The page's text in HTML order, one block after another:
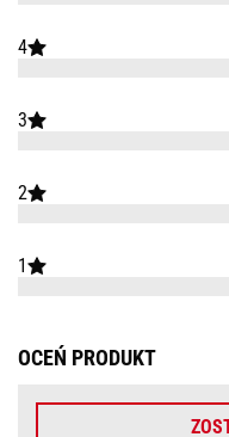
4
3
2
1
OCEŃ PRODUKT